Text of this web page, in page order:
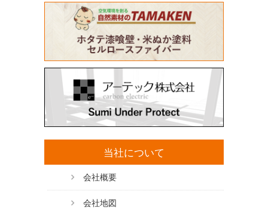
当社について
会社概要
会社地図